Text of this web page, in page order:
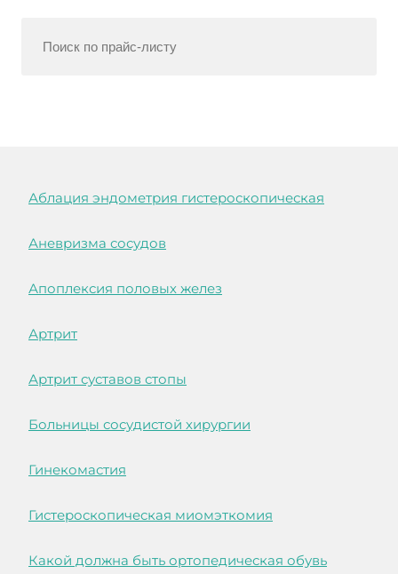
Аблация эндометрия гистероскопическая
Аневризма сосудов
Апоплексия половых желез
Артрит
Артрит суставов стопы
Больницы сосудистой хирургии
Гинекомастия
Гистероскопическая миомэткомия
Какой должна быть ортопедическая обувь